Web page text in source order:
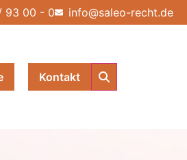
93 00 - 0 info@saleo-recht.de
Kontakt